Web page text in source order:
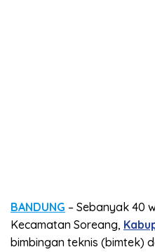
BANDUNG – Sebanyak 40
Kecamatan Soreang,
bimbingan teknis (bimtek)